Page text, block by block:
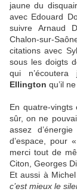
jaune du
avec Edouard
suivre Arnaud
Chalon-sur-
citations avec
sous les doigts
qui
Ellington qu’il
En quatre-vingts
sûr, on ne
assez
d’espace, pour
merci tout de
Citon, Georges
Et aussi à
c’est mieux le